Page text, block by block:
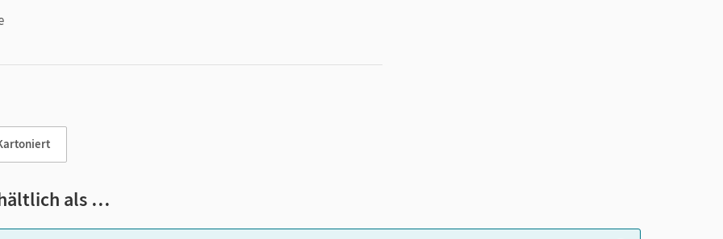
Lernen:
als …